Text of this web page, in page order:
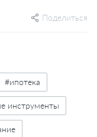
Поделиться
#ипотека
инструменты